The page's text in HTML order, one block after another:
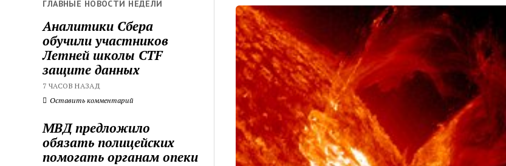
ГЛАВНЫЕ НОВОСТИ НЕДЕЛИ
Аналитики Сбера
обучили участников
Летней школы CTF
защите данных
7 ЧАСОВ НАЗАД
Оставить комментарий
МВД предложило
обязать полицейских
помогать органам опеки